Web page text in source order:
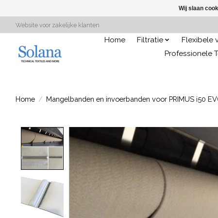
Website voor zakelijke klanten
Home Filtratie Flexibele
Professionele
Home / Mangelbanden en invoerbanden voor PRIMUS i50
Product image slideshow Items
Wij slaan